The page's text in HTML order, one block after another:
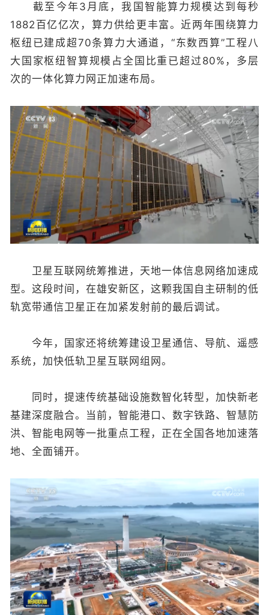
截至今年3月底，我国智能算力规模达到每秒
1882百亿亿次，算力供给更丰富。近两年围绕算力
枢纽已建成超70条算力大通道，“东数西算”工程八
大国家枢纽智算规模占全国比重已超过80%，多层
次的一体化算力网正加速布局。
卫星互联网统筹推进，天地一体信息网络加速成
型。这段时间，在雄安新区，这颗我国自主研制的低
轨宽带通信卫星正在加紧发射前的最后调试。
今年，国家还将统筹建设卫星通信、导航、遥感
系统，加快低轨卫星互联网组网。
同时，提速传统基础设施数智化转型，加快新老
基建深度融合。当前，智能港口、数字铁路、智慧防
洪、智能电网等一批重点工程，正在全国各地加速落
地、全面铺开。